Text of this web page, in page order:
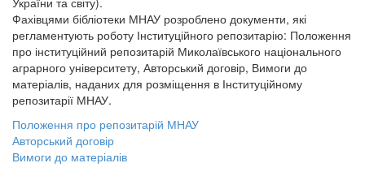
Фахівцями бібліотеки МНАУ розроблено документи, які
регламентують роботу Інституційного репозитарію: Положення
про інституційний репозитарій Миколаївського національного
аграрного університету, Авторський договір, Вимоги до
матеріалів, наданих для розміщення в Інституційному
репозитарії МНАУ.
Положення про репозитарій МНАУ
Авторський договір
Вимоги до матеріалів